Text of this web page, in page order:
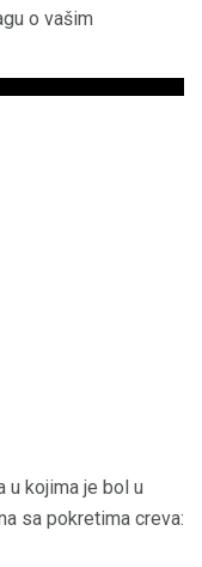
o vašim
u kojima je bol u
sa pokretima creva: